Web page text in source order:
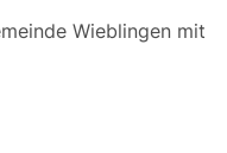
Wieblingen mit